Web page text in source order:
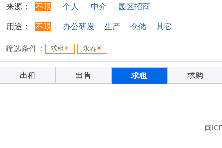
来源： 不限 个人 中介 园区招商
用途： 不限 办公研发 生产 仓储 其它
筛选条件： 求租 永春
出租 出售 求租 求购
闽